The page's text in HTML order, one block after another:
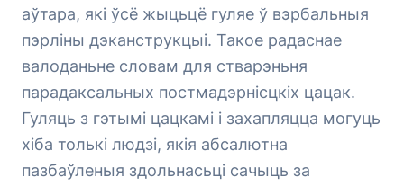
аўтара, які ўсё жыцьцё гуляе ў вэрбальныя
пэрліны дэканструкцыі. Такое радаснае
валоданьне словам для стварэньня
парадаксальных постмадэрнісцкіх цацак.
Гуляць з гэтымі цацкамі і захапляцца могуць
хіба толькі людзі, якія абсалютна
пазбаўленыя здольнасьці сачыць за